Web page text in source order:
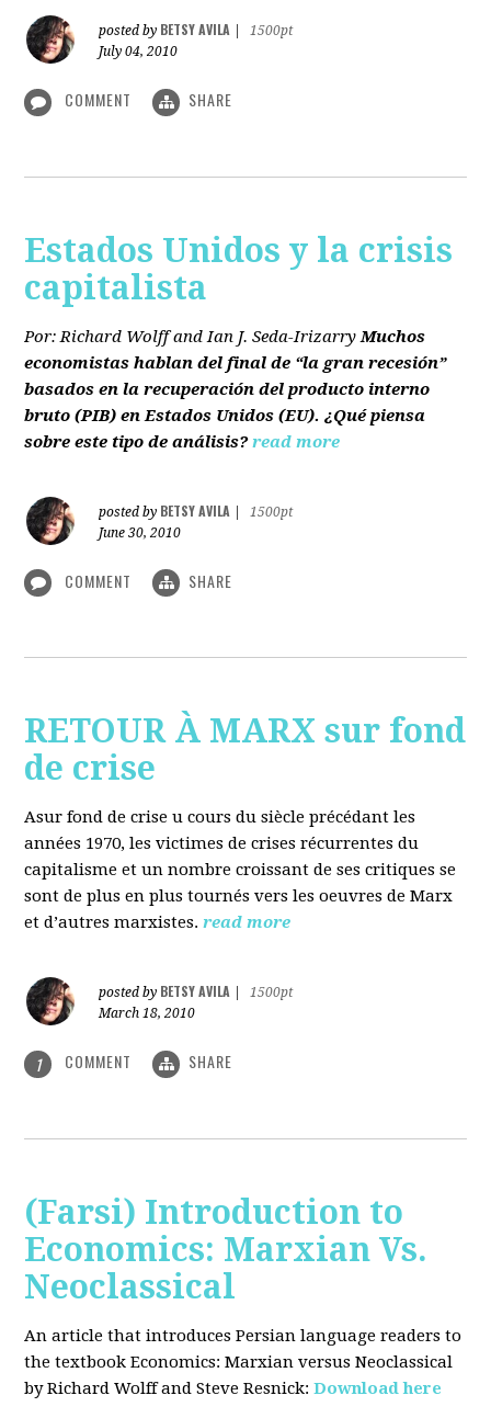
posted by BETSY AVILA
1500pt
July 04, 2010
COMMENT SHARE
Estados Unidos y la crisis
capitalista
Por: Richard Wolff and Ian J. Seda-Irizarry Muchos
economistas hablan del final de “la gran recesión”
basados en la recuperación del producto interno
bruto(PIB)en Estados Unidos(EU). ¿Qué piensa
sobre este tipo de análisis? read more
posted by BETSY AVILA
1500pt
June 30, 2010
COMMENT SHARE
RETOUR À MARX sur fond
de crise
Asur fond de crise u cours du siècle précédant les
années 1970, les victimes de crises récurrentes du
capitalisme et un nombre croissant de ses critiques se
sont de plus en plus tournés vers les oeuvres de Marx
et d’autres marxistes. read more
posted by BETSY AVILA
1500pt
March 18, 2010
1 COMMENT SHARE
(Farsi) Introduction to
Economics: Marxian Vs.
Neoclassical
An article that introduces Persian language readers to
the textbook Economics: Marxian versus Neoclassical
by Richard Wolff and Steve Resnick:Download here